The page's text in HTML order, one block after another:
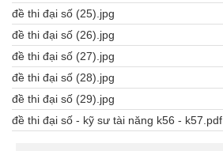
đề thi đại số (25).jpg
đề thi đại số (26).jpg
đề thi đại số (27).jpg
đề thi đại số (28).jpg
đề thi đại số (29).jpg
đề thi đại số - kỹ sư tài năng k56 - k57.pdf